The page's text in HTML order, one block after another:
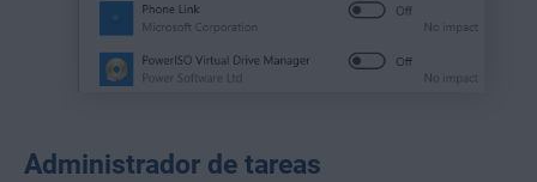
Administrador de tareas